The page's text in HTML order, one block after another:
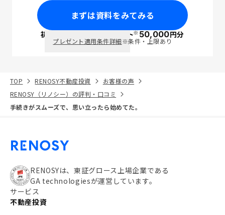
まずは資料をみてみる
初回面談で ポイント※50,000円分
プレゼント適用条件詳細※条件・上限あり
TOP RENOSY不動産投資
お客様の声
RENOSY（リノシー）の評判・口コミ
手続きがスムーズで、思い立ったら始めてた。
RENOSYは、東証グロース上場企業である
GA technologiesが運営しています。
サービス
不動産投資